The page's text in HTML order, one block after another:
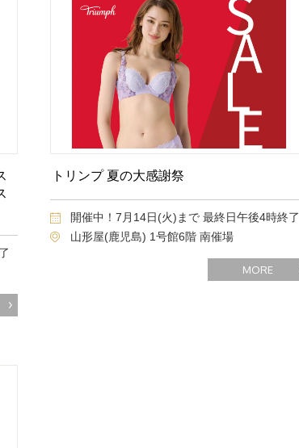
トリンプ 夏の大感謝祭
開催中！7月14日(火)まで 最終日午後4時終了
山形屋(鹿児島) 1号館6階 南催場
MORE